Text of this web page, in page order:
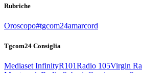
Rubriche
Oroscopo#tgcom24amarcord
Tgcom24 Consiglia
Mediaset InfinityR101Radio 105Virgin